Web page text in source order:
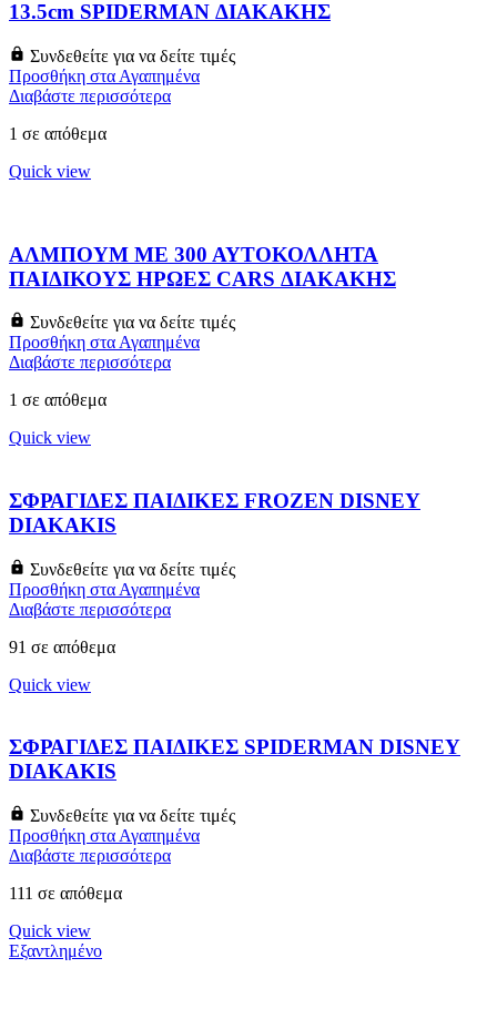
13.5cm SPIDERMAN ΔΙΑΚΑΚΗΣ
Συνδεθείτε για να δείτε τιμές
Προσθήκη στα Αγαπημένα
Διαβάστε περισσότερα
1 σε απόθεμα
Quick view
ΑΛΜΠΟΥΜ ΜΕ 300 ΑΥΤΟΚΟΛΛΗΤΑ
ΠΑΙΔΙΚΟΥΣ ΗΡΩΕΣ CARS ΔΙΑΚΑΚΗΣ
Συνδεθείτε για να δείτε τιμές
Προσθήκη στα Αγαπημένα
Διαβάστε περισσότερα
1 σε απόθεμα
Quick view
ΣΦΡΑΓΙΔΕΣ ΠΑΙΔΙΚΕΣ FROZEN DISNEY
DIAKAKIS
Συνδεθείτε για να δείτε τιμές
Προσθήκη στα Αγαπημένα
Διαβάστε περισσότερα
91 σε απόθεμα
Quick view
ΣΦΡΑΓΙΔΕΣ ΠΑΙΔΙΚΕΣ SPIDERMAN DISNEY
DIAKAKIS
Συνδεθείτε για να δείτε τιμές
Προσθήκη στα Αγαπημένα
Διαβάστε περισσότερα
111 σε απόθεμα
Quick view
Εξαντλημένο